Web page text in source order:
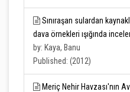
Sınıraşan sulardan
dava örnekleri ışığında
by: Kaya, Banu
Published: (2012)
Meriç Nehir Havzası'nın